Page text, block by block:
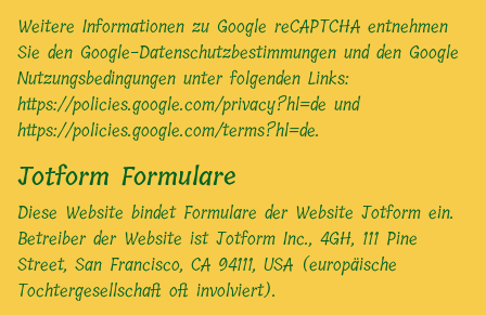
Weitere Informationen zu Google reCAPTCHA entnehmen
Sie den Google-Datenschutzbestimmungen und den Google
Nutzungsbedingungen unter folgenden Links:
https://policies.google.com/privacy?hl=de und
https://policies.google.com/terms?hl=de.
Jotform Formulare
Diese Website bindet Formulare der Website Jotform ein.
Betreiber der Website ist Jotform Inc., 4GH, 111 Pine
Street, San Francisco, CA 94111, USA (europäische
Tochtergesellschaft oft involviert).